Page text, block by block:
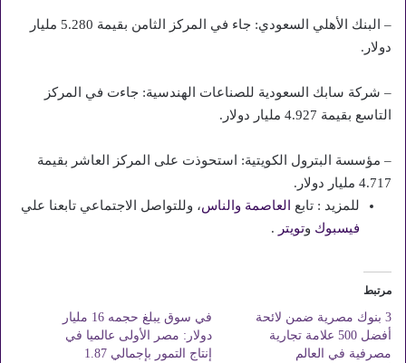
– البنك الأهلي السعودي: جاء في المركز الثامن بقيمة 5.280 مليار
دولار.
– شركة سابك السعودية للصناعات الهندسية: جاءت في المركز
التاسع بقيمة 4.927 مليار دولار.
– مؤسسة البترول الكويتية: استحوذت على المركز العاشر بقيمة
4.717 مليار دولار.
للمزيد : تابع
العاصمة والناس، وللتواصل الاجتماعي تابعنا علي
فيسبوك وتويتر .
مرتبط
3 بنوك مصرية ضمن لائحة
أفضل 500 علامة تجارية
مصرفية في العالم
في سوق يبلغ حجمه 16 مليار
دولار: مصر الأولى عالميا في
إنتاج التمور بإجمالي 1.87